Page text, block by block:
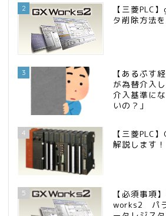
2
【三菱PLC
タ削除方法
3
【あるぷす
が為替介入
介入基準に
いの？」
4
【三菱PLC
解説します！
5
【必須事項
works2 パ